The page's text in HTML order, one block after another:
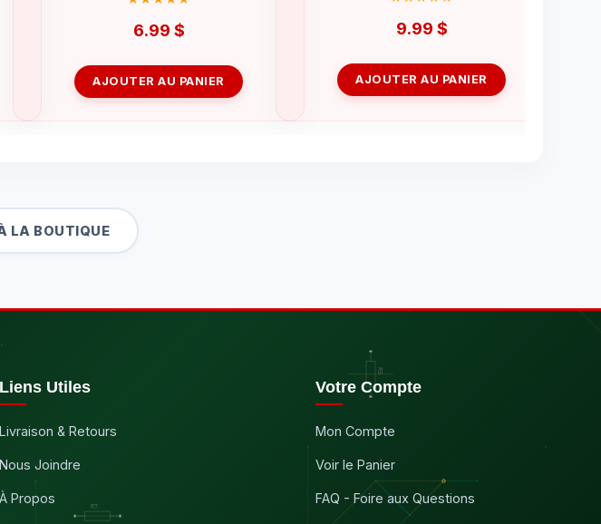
6.99 $
AJOUTER AU PANIER
9.99 $
AJOUTER AU PANIER
LA BOUTIQUE
Liens Utiles
Livraison & Retours
Nous Joindre
À Propos
Votre Compte
Mon Compte
Voir le Panier
FAQ - Foire aux Questions